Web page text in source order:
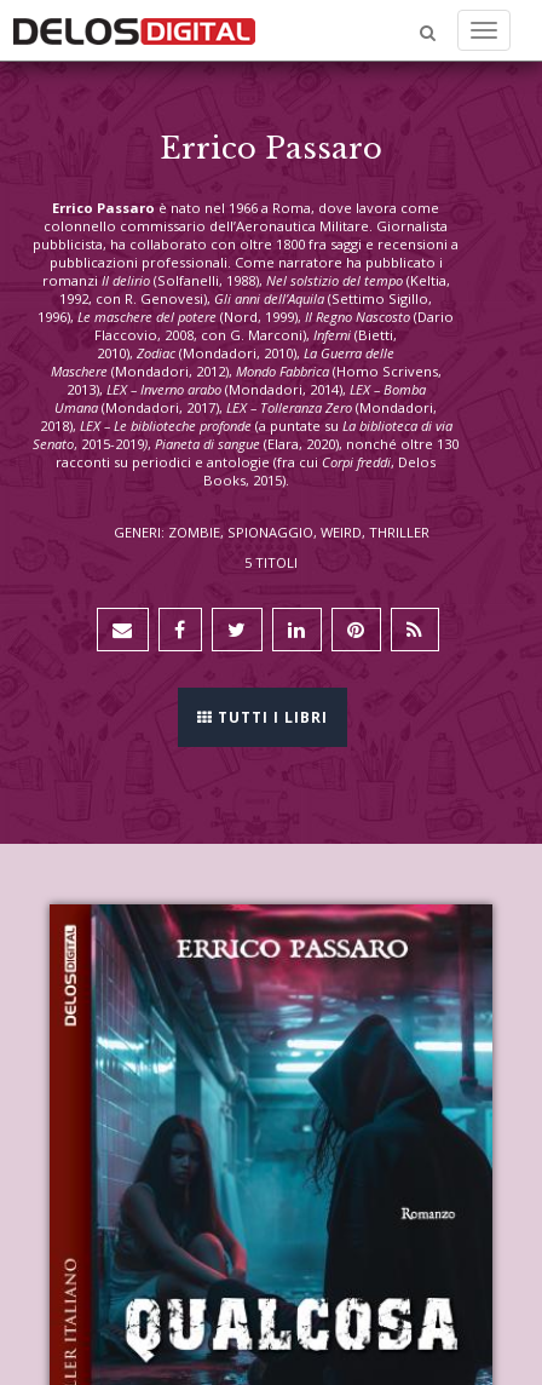
Menu
Errico Passaro
Errico Passaro è nato nel 1966 a Roma, dove lavora come
colonnello commissario dell’Aeronautica Militare. Giornalista
pubblicista, ha collaborato con oltre 1800 fra saggi e recensioni a
pubblicazioni professionali. Come narratore ha pubblicato i
romanzi Il delirio(Solfanelli, 1988), Nel solstizio del tempo(Keltia,
1992, con R. Genovesi), Gli anni dell’Aquila (Settimo Sigillo,
1996), Le maschere del potere (Nord, 1999), Il Regno Nascosto (Dario
Flaccovio, 2008, con G. Marconi), Inferni (Bietti,
2010), Zodiac (Mondadori, 2010), La Guerra delle
Maschere(Mondadori, 2012), Mondo Fabbrica(Homo Scrivens,
2013), LEX – Inverno arabo(Mondadori, 2014), LEX – Bomba
Umana (Mondadori, 2017), LEX – Tolleranza Zero (Mondadori,
2018), LEX – Le biblioteche profonde(a puntate su La biblioteca di via
Senato, 2015-2019), Pianeta di sangue (Elara, 2020), nonché oltre 130
racconti su periodici e antologie (fra cui Corpi freddi, Delos
Books, 2015).
GENERI: ZOMBIE, SPIONAGGIO, WEIRD, THRILLER
5 TITOLI
TUTTI I LIBRI